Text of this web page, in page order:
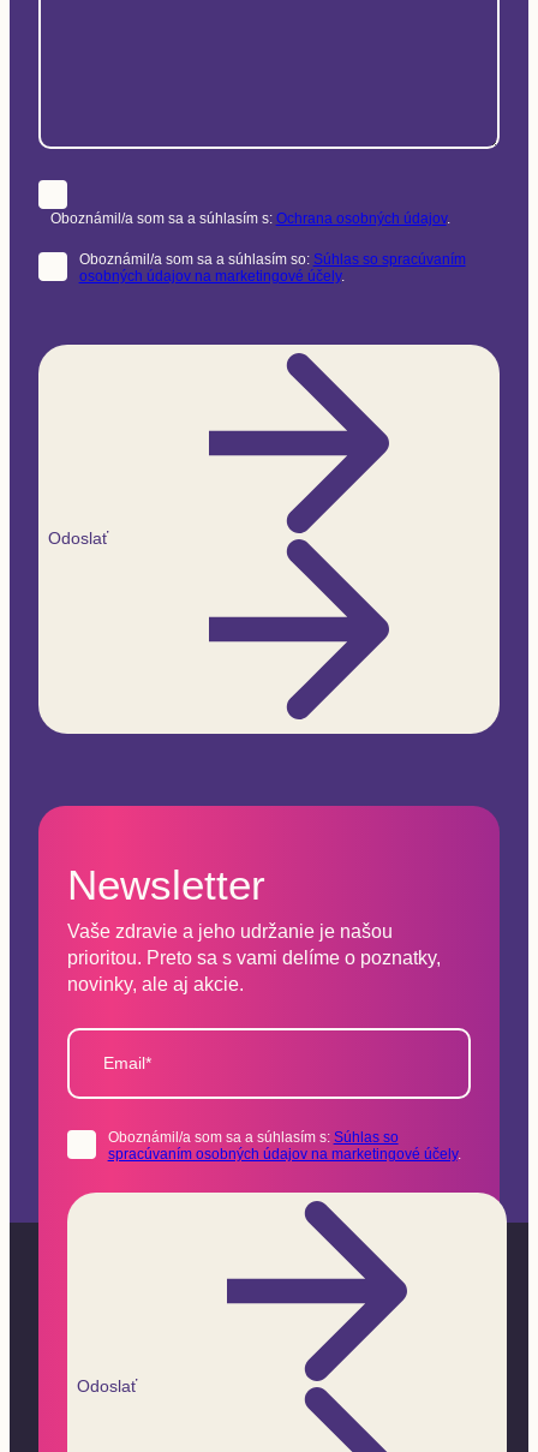
Oboznámil/a som sa a súhlasím s: Ochrana osobných údajov.
Oboznámil/a som sa a súhlasím so: Súhlas so spracúvaním
osobných údajov na marketingové účely.
Odoslať
Newsletter
Vaše zdravie a jeho udržanie je našou
prioritou. Preto sa s vami delíme o poznatky,
novinky, ale aj akcie.
Email*
Oboznámil/a som sa a súhlasím s: Súhlas so
spracúvaním osobných údajov na marketingové účely.
Odoslať